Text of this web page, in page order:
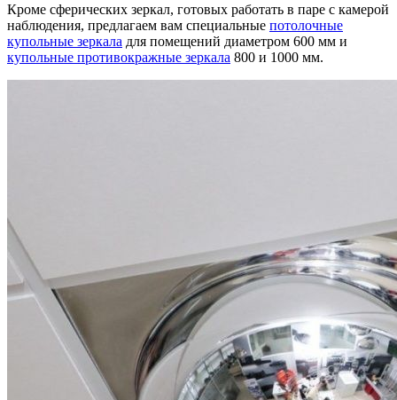
Кроме сферических зеркал, готовых работать в паре с камерой
наблюдения, предлагаем вам специальные потолочные
купольные зеркала для помещений диаметром 600 мм и
купольные противокражные зеркала 800 и 1000 мм.